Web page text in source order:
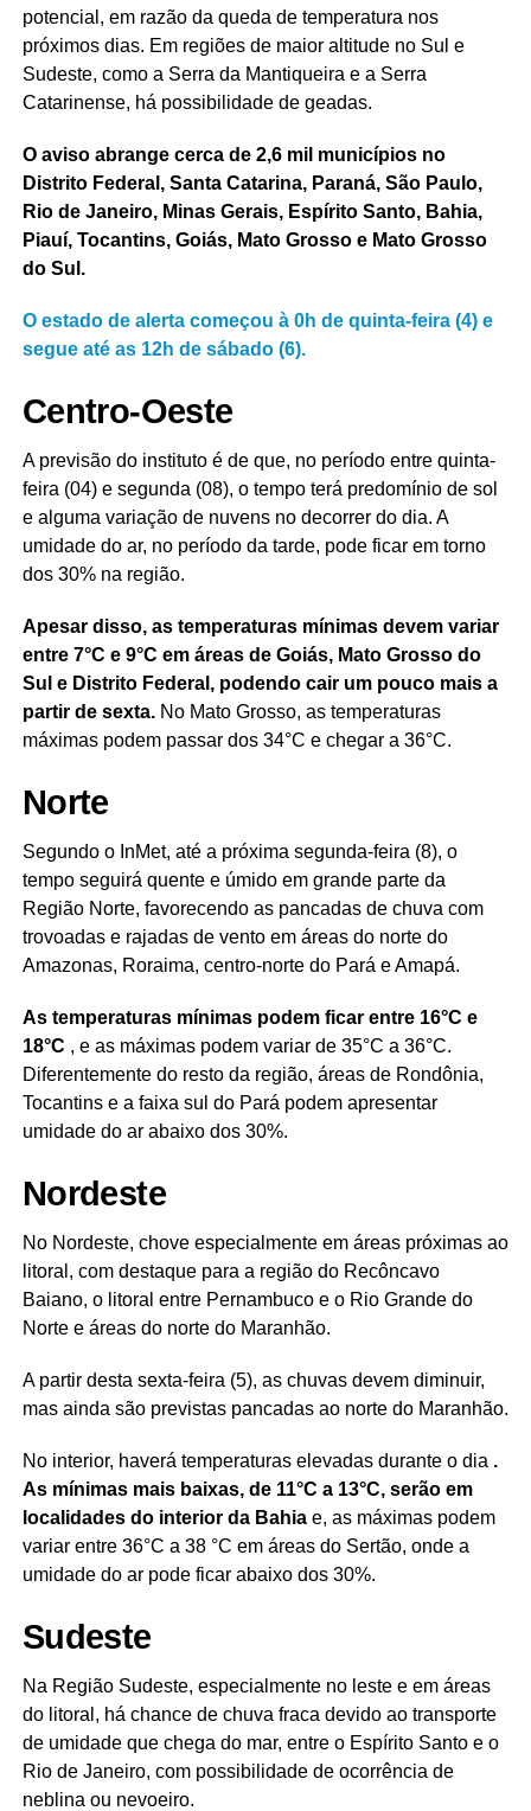
potencial, em razão da queda de temperatura nos
próximos dias. Em regiões de maior altitude no Sul e
Sudeste, como a Serra da Mantiqueira e a Serra
Catarinense, há possibilidade de geadas.
O aviso abrange cerca de 2,6 mil municípios no
Distrito Federal, Santa Catarina, Paraná, São Paulo,
Rio de Janeiro, Minas Gerais, Espírito Santo, Bahia,
Piauí, Tocantins, Goiás, Mato Grosso e Mato Grosso
do Sul.
O estado de alerta começou à 0h de quinta-feira (4) e
segue até as 12h de sábado (6).
Centro-Oeste
A previsão do instituto é de que, no período entre quinta-
feira (04) e segunda (08), o tempo terá predomínio de sol
e alguma variação de nuvens no decorrer do dia. A
umidade do ar, no período da tarde, pode ficar em torno
dos 30% na região.
Apesar disso, as temperaturas mínimas devem variar
entre 7°C e 9°C em áreas de Goiás, Mato Grosso do
Sul e Distrito Federal, podendo cair um pouco mais a
partir de sexta. No Mato Grosso, as temperaturas
máximas podem passar dos 34°C e chegar a 36°C.
Norte
Segundo o InMet, até a próxima segunda-feira (8), o
tempo seguirá quente e úmido em grande parte da
Região Norte, favorecendo as pancadas de chuva com
trovoadas e rajadas de vento em áreas do norte do
Amazonas, Roraima, centro-norte do Pará e Amapá.
As temperaturas mínimas podem ficar entre 16°C e
18°C , e as máximas podem variar de 35°C a 36°C.
Diferentemente do resto da região, áreas de Rondônia,
Tocantins e a faixa sul do Pará podem apresentar
umidade do ar abaixo dos 30%.
Nordeste
No Nordeste, chove especialmente em áreas próximas ao
litoral, com destaque para a região do Recôncavo
Baiano, o litoral entre Pernambuco e o Rio Grande do
Norte e áreas do norte do Maranhão.
A partir desta sexta-feira (5), as chuvas devem diminuir,
mas ainda são previstas pancadas ao norte do Maranhão.
No interior, haverá temperaturas elevadas durante o dia .
As mínimas mais baixas, de 11°C a 13°C, serão em
localidades do interior da Bahiae, as máximas podem
variar entre 36°C a 38 °C em áreas do Sertão, onde a
umidade do ar pode ficar abaixo dos 30%.
Sudeste
Na Região Sudeste, especialmente no leste e em áreas
do litoral, há chance de chuva fraca devido ao transporte
de umidade que chega do mar, entre o Espírito Santo e o
Rio de Janeiro, com possibilidade de ocorrência de
neblina ou nevoeiro.